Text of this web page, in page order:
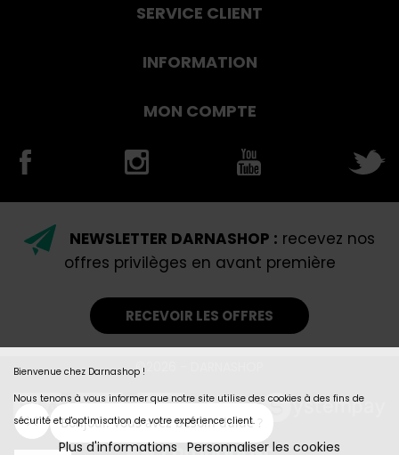
Bienvenue chez Darnashop !
Nous tenons à vous informer que notre site utilise des cookies à des fins de
sécurité et d'optimisation de votre expérience client.
Plus d'informations Personnaliser les cookies
SERVICE CLIENT
INFORMATION
MON COMPTE
NEWSLETTER DARNASHOP : recevez nos
offres privilèges en avant première
RECEVOIR LES OFFRES
©2026 - DARNASHOP